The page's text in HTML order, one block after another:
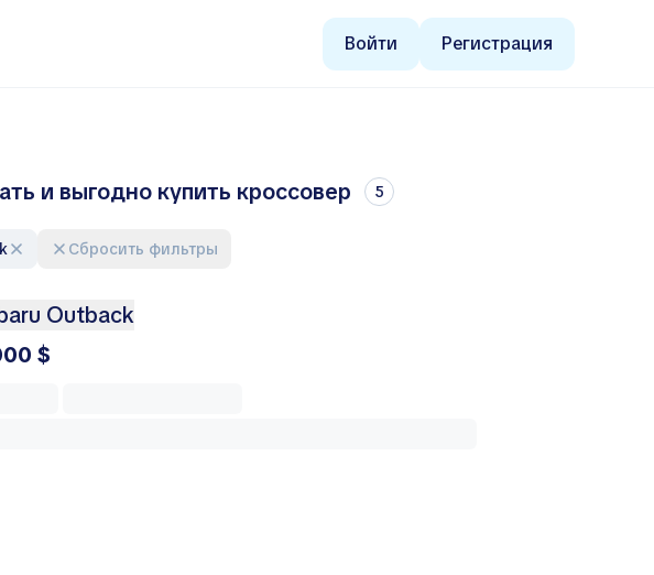
Войти Регистрация
и выгодно купить кроссовер 5
Сбросить фильтры
Outback
$